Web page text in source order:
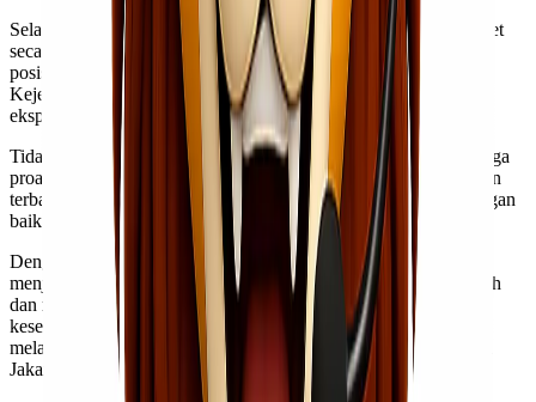
Selain itu, Lionel Express juga menawarkan fitur pelacakan paket
secara real-time. Ini memungkinkan pelanggan untuk memantau
posisi barang mereka selama proses pengiriman dengan mudah.
Kejelasan ini memberikan rasa tenang bagi para pengguna jasa
ekspedisi.
Tidak hanya fokus pada penyelesaian masalah, tim pelayanan juga
proaktif dalam memberikan informasi tentang promo dan layanan
terbaru. Keterbukaan dalam berkomunikasi menciptakan hubungan
baik antara perusahaan dan pelanggan.
Dengan semua upaya ini, Lionel Express berkomitmen untuk
menjadikan pengalaman pengiriman barang menjadi lebih mudah
dan menyenangkan bagi setiap kliennya. Setiap interaksi adalah
kesempatan bagi mereka untuk tampil lebih baik lagi dalam
melayani kebutuhan pelanggan di bidang ekspedisi cargo murah
Jakarta Serang.